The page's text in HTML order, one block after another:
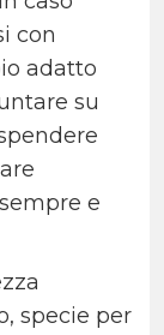
con
adatto
su
e
specie per